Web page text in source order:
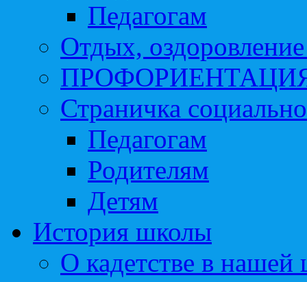
Педагогам
Отдых, оздоровление
Страничка
Педагогам
Родителям
Детям
История школы
О кадетстве в нашей